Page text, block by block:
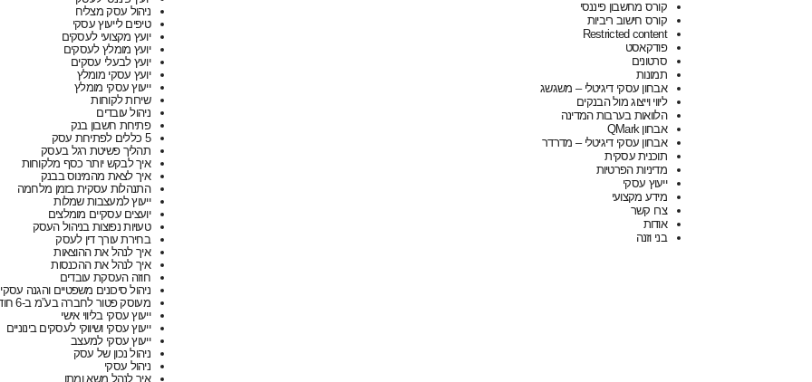
קורס מחשבון פיננסי
קורס חישוב ריביות
Restricted content
פודקאסט
סרטונים
תמונות
אבחון עסקי דיגיטלי – משגשג
ליווי וייצוג מול הבנקים
הלוואות בערבות המדינה
אבחון QMark
אבחון עסקי דיגיטלי – מדרדר
תוכנית עסקית
מדיניות הפרטיות
ייעוץ עסקי
מידע מקצועי
צרו קשר
אודות
בני וזנה
ניהול עסק מצליח
טיפים לייעוץ עסקי
יועץ מקצועי לעסקים
יועץ מומלץ לעסקים
יועץ לבעלי עסקים
יועץ עסקי מומלץ
ייעוץ עסקי מומלץ
שירות לקוחות
ניהול עובדים
פתיחת חשבון בנק
5 כללים לפתיחת עסק
תהליך פשיטת רגל בעסק
איך לבקש יותר כסף מלקוחות
איך לצאת מהמינוס בבנק
התנהלות עסקית בזמן מלחמה
ייעוץ למעצבות שמלות
יועצים עסקיים מומלצים
טעויות נפוצות בניהול העסק
בחירת עורך דין לעסק
איך לנהל את ההוצאות
איך לנהל את ההכנסות
חוזה העסקת עובדים
ניהול סיכונים משפטיים והגנה
מעוסק פטור לחברה בע”מ ב-6 חודשים
ייעוץ עסקי בליווי אישי
ייעוץ עסקי ושיווקי לעסקים בינוניים
ייעוץ עסקי למעצב
ניהול נכון של עסק
ניהול עסקי
איך לנהל משא ומתן